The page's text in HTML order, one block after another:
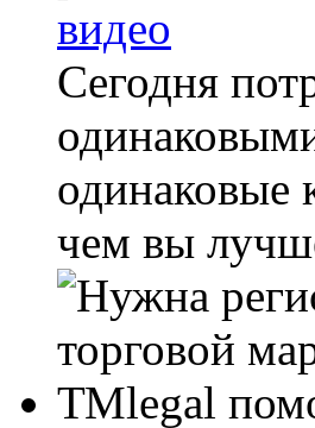
видео
Сегодня
одинаковые
чем вы